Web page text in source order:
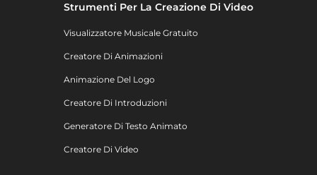
Strumenti Per La Creazione Di Video
Visualizzatore Musicale Gratuito
Creatore Di Animazioni
Animazione Del Logo
Creatore Di Introduzioni
Generatore Di Testo Animato
Creatore Di Video